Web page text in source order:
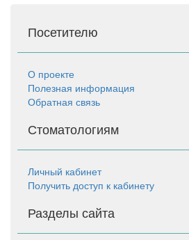
Посетителю
О проекте
Полезная информация
Обратная связь
Стоматологиям
Личный кабинет
Получить доступ к кабинету
Разделы сайта